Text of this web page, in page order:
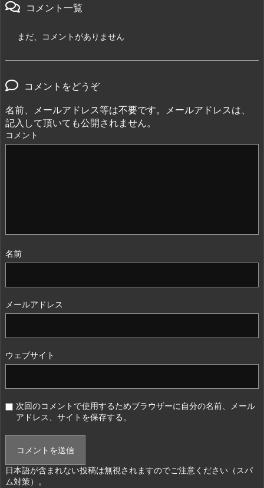
コメント一覧
まだ、コメントがありません
コメントをどうぞ
名前、メールアドレス等は不要です。メールアドレスは、
記入して頂いても公開されません。
コメント
名前
メールアドレス
ウェブサイト
次回のコメントで使用するためブラウザーに自分の名前、メール
アドレス、サイトを保存する。
日本語が含まれない投稿は無視されますのでご注意ください（スパ
ム対策）。